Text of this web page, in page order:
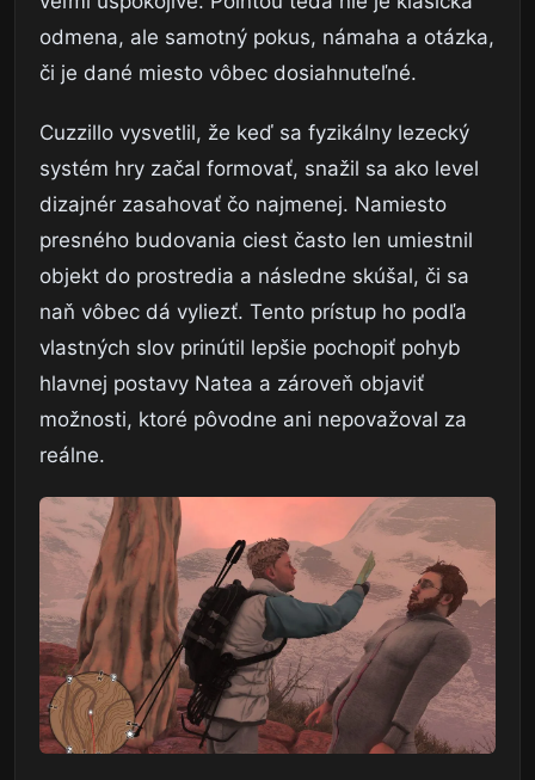
odmena, ale samotný pokus, námaha a otázka,
či je dané miesto vôbec dosiahnuteľné.
Cuzzillo vysvetlil, že keď sa fyzikálny lezecký
systém hry začal formovať, snažil sa ako level
dizajnér zasahovať čo najmenej. Namiesto
presného budovania ciest často len umiestnil
objekt do prostredia a následne skúšal, či sa
naň vôbec dá vyliezť. Tento prístup ho podľa
vlastných slov prinútil lepšie pochopiť pohyb
hlavnej postavy Natea a zároveň objaviť
možnosti, ktoré pôvodne ani nepovažoval za
reálne.